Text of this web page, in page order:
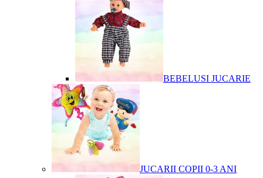
BEBELUSI JUCARIE
JUCARII COPII 0-3 ANI